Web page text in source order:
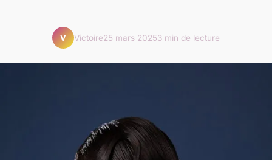
V Victoire25 mars 20253 min de lecture